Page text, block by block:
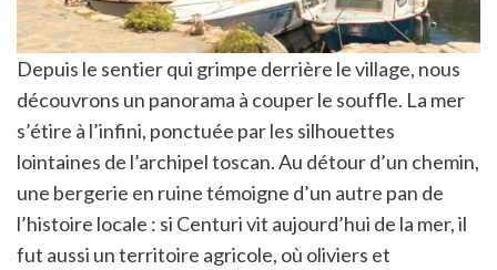
Depuis le sentier qui grimpe derrière le village, nous
découvrons un panorama à couper le souffle. La mer
s’étire à l’infini, ponctuée par les silhouettes
lointaines de l’archipel toscan. Au détour d’un chemin,
une bergerie en ruine témoigne d’un autre pan de
l’histoire locale : si Centuri vit aujourd’hui de la mer, il
fut aussi un territoire agricole, où oliviers et